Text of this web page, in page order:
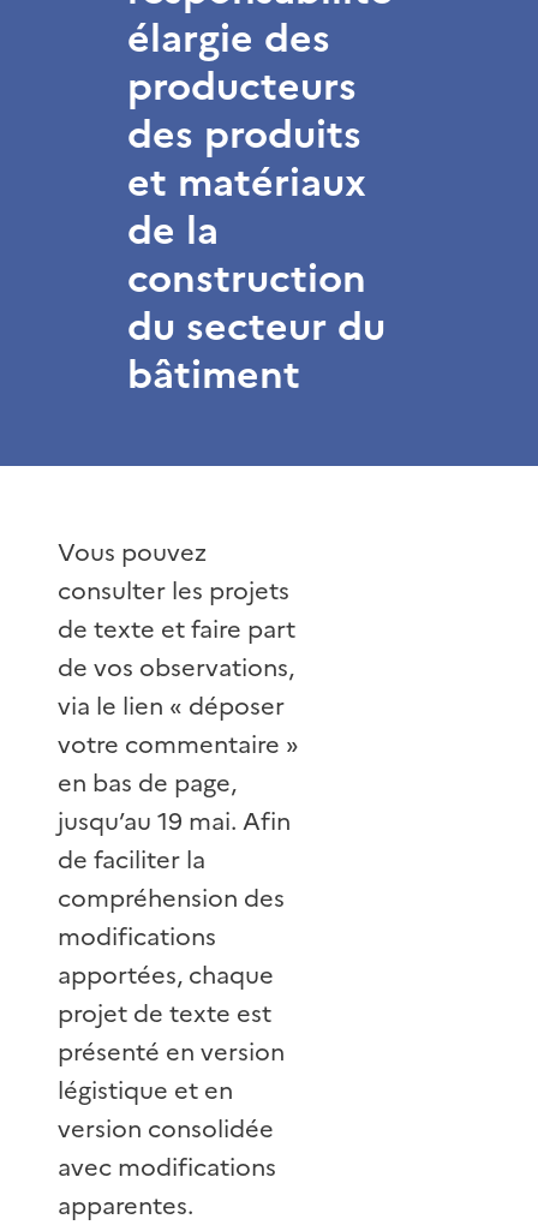
élargie des
producteurs
des produits
et matériaux
de la
construction
du secteur du
bâtiment
Vous pouvez
consulter les projets
de texte et faire part
de vos observations,
via le lien « déposer
votre commentaire »
en bas de page,
jusqu’au 19 mai. Afin
de faciliter la
compréhension des
modifications
apportées, chaque
projet de texte est
présenté en version
légistique et en
version consolidée
avec modifications
apparentes.